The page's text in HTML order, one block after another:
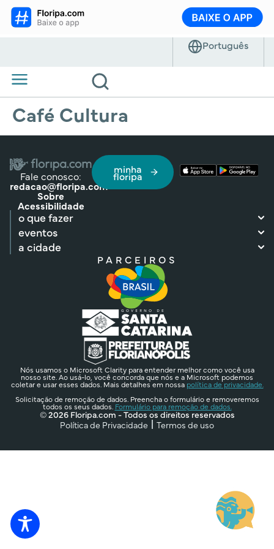
Café Cultura
Fale conosco:
redacao@floripa.com
Sobre
Acessibilidade
minha
floripa
o que fazer
eventos
a cidade
PARCEIROS
Nós usamos o Microsoft Clarity para entender melhor como você usa
nosso site. Ao usá-lo, você concorda que nós e a Microsoft podemos
coletar e usar esses dados. Mais detalhes em nossa política de privacidade.
Solicitação de remoção de dados. Preencha o formulário e removeremos
todos os seus dados. Formulário para remoção de dados.
© 2026 Floripa.com - Todos os direitos reservados
Política de Privacidade
Termos de uso